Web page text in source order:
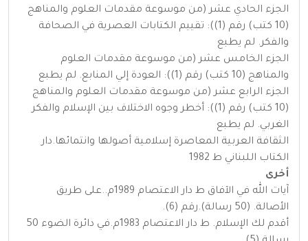
الجزء الحادي عشر (من موسوعة مقدمات العلوم والمناهج
(10 كتب) رقم (1)): تقييم الكتابات العصرية في الصحافة
والفكر. لم يطبع
الجزء الخامس عشر (من موسوعة مقدمات العلوم
والمناهج (10 كتب) رقم (1)): العودة إلي المنابع. لم يطبع
الجزء الرابع عشر (من موسوعة مقدمات العلوم والمناهج
(10 كتب) رقم (1)): أخطر وجوه الاختلاف بين الإسلام والفكر
الغربي. لم يطبع
الثقافة العربية المعاصرة إسلامية أصولها وانتمائها.دار
الكتاب اللبناني ط 1982
أخرى
آيات الله في الآفاق ط دار الاعتصام 1989م..على طريق
الأصالة. (50 رسالة).رقم (6).
أقدم لك الإسلام. ط دار الاعتصام 1983م.في دائرة الضوء 50